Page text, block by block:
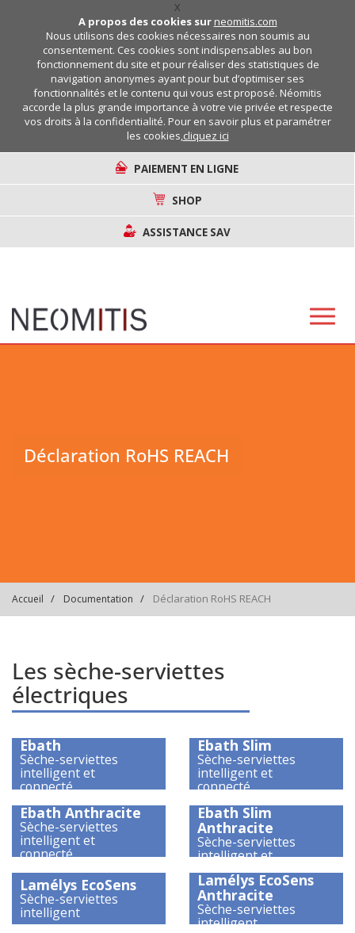
X
A propos des cookies sur neomitis.com
Nous utilisons des cookies nécessaires non soumis au
consentement. Ces cookies sont indispensables au bon
fonctionnement du site et pour réaliser des statistiques de
navigation anonymes ayant pour but d’optimiser ses
fonctionnalités et le contenu qui vous est proposé. Néomitis
accorde la plus grande importance à votre vie privée et respecte
vos droits à la confidentialité. Pour en savoir plus et paramétrer
les cookies,cliquez ici
PAIEMENT EN LIGNE
SHOP
ASSISTANCE SAV
Déclaration RoHS REACH
Accueil Documentation Déclaration RoHS REACH
Les sèche-serviettes
électriques
Ebath
Sèche-serviettes
intelligent et
connecté
Ebath Slim
Sèche-serviettes
intelligent et
connecté
Ebath Anthracite
Sèche-serviettes
intelligent et
connecté
Ebath Slim
Anthracite
Sèche-serviettes
intelligent et
connecté
Lamélys EcoSens
Sèche-serviettes
intelligent
Lamélys EcoSens
Anthracite
Sèche-serviettes
intelligent